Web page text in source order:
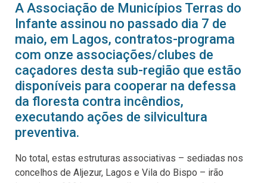
A Associação de Municípios Terras do
Infante assinou no passado dia 7 de
maio, em Lagos, contratos-programa
com onze associações/clubes de
caçadores desta sub-região que estão
disponíveis para cooperar na defessa
da floresta contra incêndios,
executando ações de silvicultura
preventiva.
No total, estas estruturas associativas – sediadas nos
concelhos de Aljezur, Lagos e Vila do Bispo – irão